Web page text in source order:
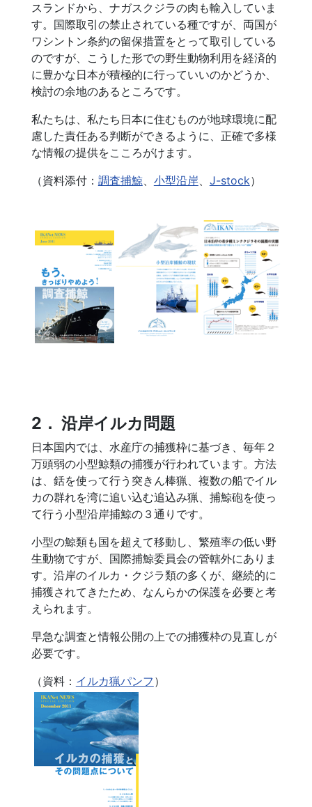
スランドから、ナガスクジラの肉も輸入していま
す。国際取引の禁止されている種ですが、両国が
ワシントン条約の留保措置をとって取引している
のですが、こうした形での野生動物利用を経済的
に豊かな日本が積極的に行っていいのかどうか、
検討の余地のあるところです。
私たちは、私たち日本に住むものが地球環境に配
慮した責任ある判断ができるように、正確で多様
な情報の提供をこころがけます。
（資料添付： 調査捕鯨、 小型沿岸、 J-stock）
2． 沿岸イルカ問題
日本国内では、水産庁の捕獲枠に基づき、毎年２
万頭弱の小型鯨類の捕獲が行われています。方法
は、銛を使って行う突きん棒猟、複数の船でイル
カの群れを湾に追い込む追込み猟、捕鯨砲を使っ
て行う小型沿岸捕鯨の３通りです。
小型の鯨類も国を超えて移動し、繁殖率の低い野
生動物ですが、国際捕鯨委員会の管轄外にありま
す。沿岸のイルカ・クジラ類の多くが、継続的に
捕獲されてきたため、なんらかの保護を必要と考
えられます。
早急な調査と情報公開の上での捕獲枠の見直しが
必要です。
（資料： イルカ猟パンフ ）